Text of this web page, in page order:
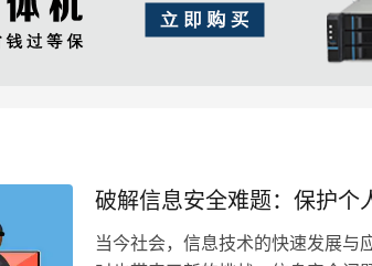
破解信息安全难题：保护个
当今社会，信息技术的快速发展与